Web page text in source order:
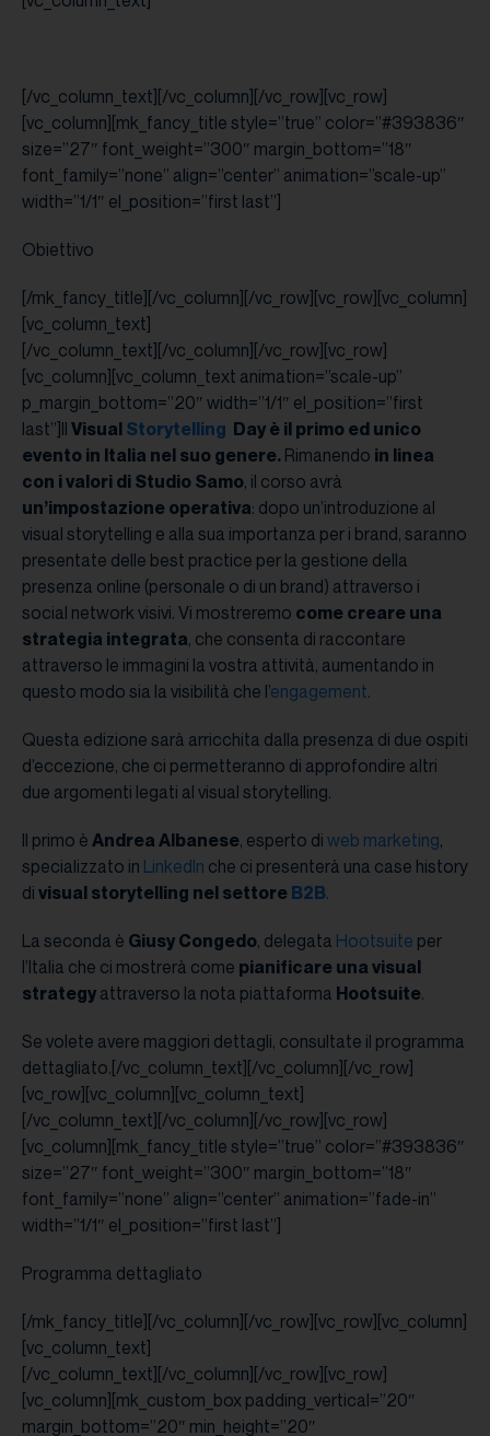
[/vc_column_text][/vc_column][/vc_row][vc_row]
[vc_column][mk_fancy_title style=”true” color=”#393836″
size=”27″ font_weight=”300″ margin_bottom=”18″
font_family=”none” align=”center” animation=”scale-up”
width=”1/1″ el_position=”first last”]
Obiettivo
[/mk_fancy_title][/vc_column][/vc_row][vc_row][vc_column]
[vc_column_text]
[/vc_column_text][/vc_column][/vc_row][vc_row]
[vc_column][vc_column_text animation=”scale-up”
p_margin_bottom=”20″ width=”1/1″ el_position=”first
last”]Il Visual Storytelling Day è il primo ed unico
evento in Italia nel suo genere. Rimanendo in linea
con i valori di Studio Samo, il corso avrà
un’impostazione operativa: dopo un’introduzione al
visual storytelling e alla sua importanza per i brand, saranno
presentate delle best practice per la gestione della
presenza online (personale o di un brand) attraverso i
social network visivi. Vi mostreremo come creare una
strategia integrata, che consenta di raccontare
attraverso le immagini la vostra attività, aumentando in
questo modo sia la visibilità che l’engagement.
Questa edizione sarà arricchita dalla presenza di due ospiti
d’eccezione, che ci permetteranno di approfondire altri
due argomenti legati al visual storytelling.
Il primo è Andrea Albanese, esperto di web marketing,
specializzato in LinkedIn che ci presenterà una case history
di visual storytelling nel settore B2B.
La seconda è Giusy Congedo, delegata Hootsuite per
l’Italia che ci mostrerà come pianificare una visual
strategy attraverso la nota piattaforma Hootsuite.
Se volete avere maggiori dettagli, consultate il programma
dettagliato.[/vc_column_text][/vc_column][/vc_row]
[vc_row][vc_column][vc_column_text]
[/vc_column_text][/vc_column][/vc_row][vc_row]
[vc_column][mk_fancy_title style=”true” color=”#393836″
size=”27″ font_weight=”300″ margin_bottom=”18″
font_family=”none” align=”center” animation=”fade-in”
width=”1/1″ el_position=”first last”]
Programma dettagliato
[/mk_fancy_title][/vc_column][/vc_row][vc_row][vc_column]
[vc_column_text]
[/vc_column_text][/vc_column][/vc_row][vc_row]
[vc_column][mk_custom_box padding_vertical=”20″
margin_bottom=”20″ min_height=”20″